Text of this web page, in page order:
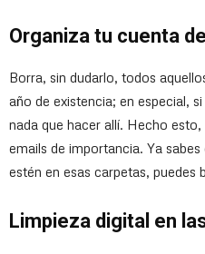
Organiza tu cuenta
Borra, sin dudarlo, todos
año de existencia; en especial,
nada que hacer allí. Hecho
emails de importancia. Ya
estén en esas carpetas, puedes
Limpieza digital en